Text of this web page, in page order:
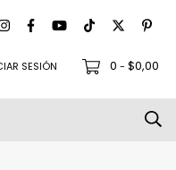
SESIÓN 0 - $0,00